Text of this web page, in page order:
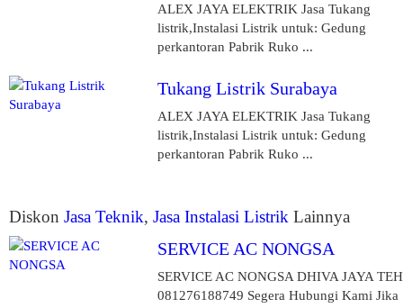
ALEX JAYA ELEKTRIK Jasa Tukang
listrik,Instalasi Listrik untuk: Gedung
perkantoran Pabrik Ruko ...
Tukang Listrik Surabaya
ALEX JAYA ELEKTRIK Jasa Tukang
listrik,Instalasi Listrik untuk: Gedung
perkantoran Pabrik Ruko ...
Diskon Jasa Teknik, Jasa Instalasi Listrik Lainnya
SERVICE AC NONGSA
SERVICE AC NONGSA DHIVA JAYA
081276188749 Segera Hubungi Kami Jika